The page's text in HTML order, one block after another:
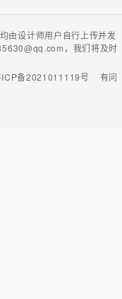
由设计师用户自行上传并发
，我们将及时
ICP备2021011119号
有问